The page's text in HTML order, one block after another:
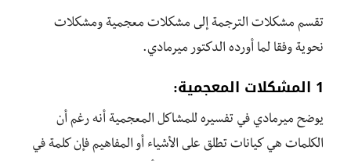
تقسم مشكلات الترجمة إلى مشكلات معجمية ومشكلات
نحوية وفقا لما أورده الدكتور ميرمادي.
1 المشكلات المعجمية:
يوضح ميرمادي في تفسيره للمشاكل المعجمية أنه رغم أن
الكلمات هي كيانات تطلق على الأشياء أو المفاهيم فإن كلمة في